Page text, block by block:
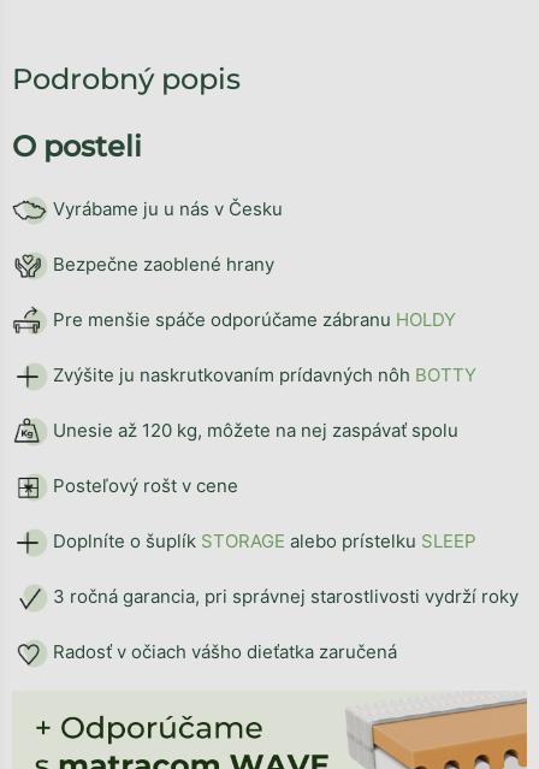
Podrobný popis
O posteli
Vyrábame ju u nás v Česku
Bezpečne zaoblené hrany
Pre menšie spáče odporúčame zábranu HOLDY
Zvýšite ju naskrutkovaním prídavných nôh BOTTY
Unesie až 120 kg, môžete na nej zaspávať spolu
Posteľový rošt v cene
Doplníte o šuplík STORAGE alebo prístelku SLEEP
3 ročná garancia, pri správnej starostlivosti vydrží roky
Radosť v očiach vášho dieťatka zaručená